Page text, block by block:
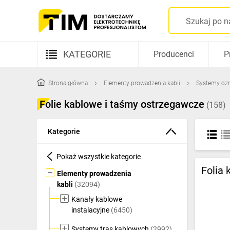
KATEGORIE
Kable i przewody
Fotowoltaika
Gniazda i łączniki
Źródła światła
Producenci
Strona główna Elementy prowadzenia kabli Systemy
Folie kablowe i taśmy ostrzegawcze (158)
Kategorie
Pokaż wszystkie kategorie
Elementy prowadzenia
kabli (32094)
Kanały kablowe
instalacyjne (6450)
Folia